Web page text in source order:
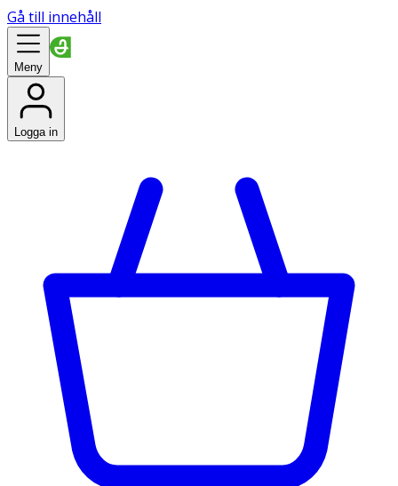
Gå till innehåll
Meny
Logga in